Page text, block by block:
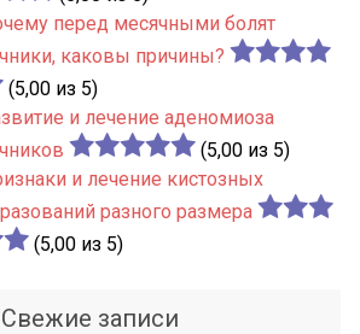
перед месячными болят
каковы причины?
(5,00 из 5)
и лечение аденомиоза
(5,00 из 5)
и лечение кистозных
разного размера
(5,00 из 5)
Свежие записи